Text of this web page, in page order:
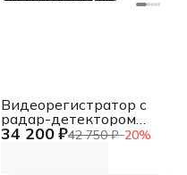
34 200 ₽42 750 ₽−20%
Видеорегистратор с
радар-детектором
TrendVision Hybrid